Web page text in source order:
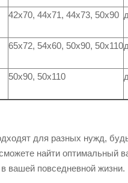
42х70, 44х71, 44х73, 50х90
65х72, 54х60, 50х90, 50х110
50х90, 50х110
для разных нужд,
найти оптимальный
вашей повседневной жизни.